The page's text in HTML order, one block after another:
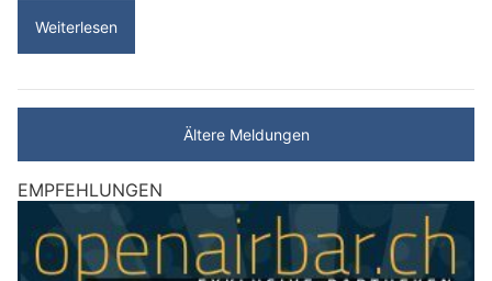
Weiterlesen
Ältere Meldungen
EMPFEHLUNGEN